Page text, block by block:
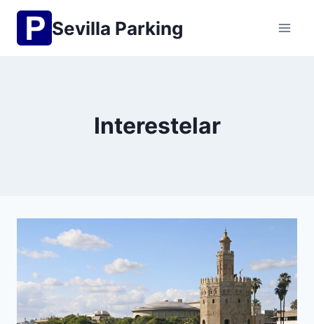
Saltar
contenido
Sevilla Parking
Interestelar